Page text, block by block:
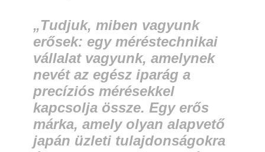
„Tudjuk, miben vagyunk
erősek: egy méréstechnikai
vállalat vagyunk, amelynek
nevét az egész iparág a
precíziós mérésekkel
kapcsolja össze. Egy erős
márka, amely olyan alapvető
japán üzleti tulajdonságokra